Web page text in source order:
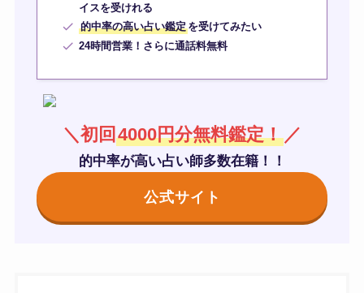
イスを受けれる
的中率の高い占い鑑定を受けてみたい
24時間営業！さらに通話料無料
＼初回 4000円分無料鑑定！ ／
的中率が高い占い師多数在籍！！
公式サイト